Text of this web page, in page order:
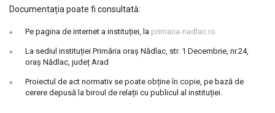
Documentația poate fi consultată:
Pe pagina de internet a instituției, la primaria-nadlac.ro
La sediul instituției Primăria oraș Nădlac, str. 1 Decembrie, nr.24,
oraș Nădlac, județ Arad
Proiectul de act normativ se poate obține în copie, pe bază de
cerere depusă la biroul de relații cu publicul al instituției.